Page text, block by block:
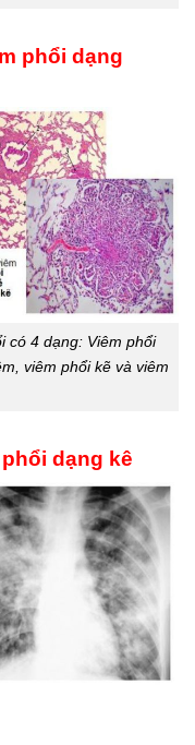
phổi dạng
có 4 dạng: Viêm phổi
viêm phổi kẽ và viêm
dạng kê